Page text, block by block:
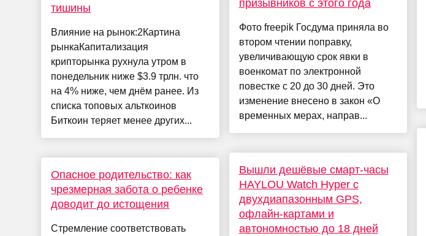
тишины
Влияние на рынок:2Картина
рынкаКапитализация
крипторынка рухнула утром в
понедельник ниже $3.9 трлн. что
на 4% ниже, чем днём ранее. Из
списка топовых альткоинов
Биткоин теряет менее других...
Опасное родительство: как
чрезмерная забота о ребенке
доводит до истощения
Стремление соответствовать
призывников с этого года
Фото freepik Госдума приняла во
втором чтении поправку,
увеличивающую срок явки в
военкомат по электронной
повестке с 20 до 30 дней. Это
изменение внесено в закон «О
временных мерах, направ...
Вышли дешёвые смарт-часы
HAYLOU Watch Hyper с
двухдиапазонным GPS,
офлайн-картами и
автономностью до 18 дней